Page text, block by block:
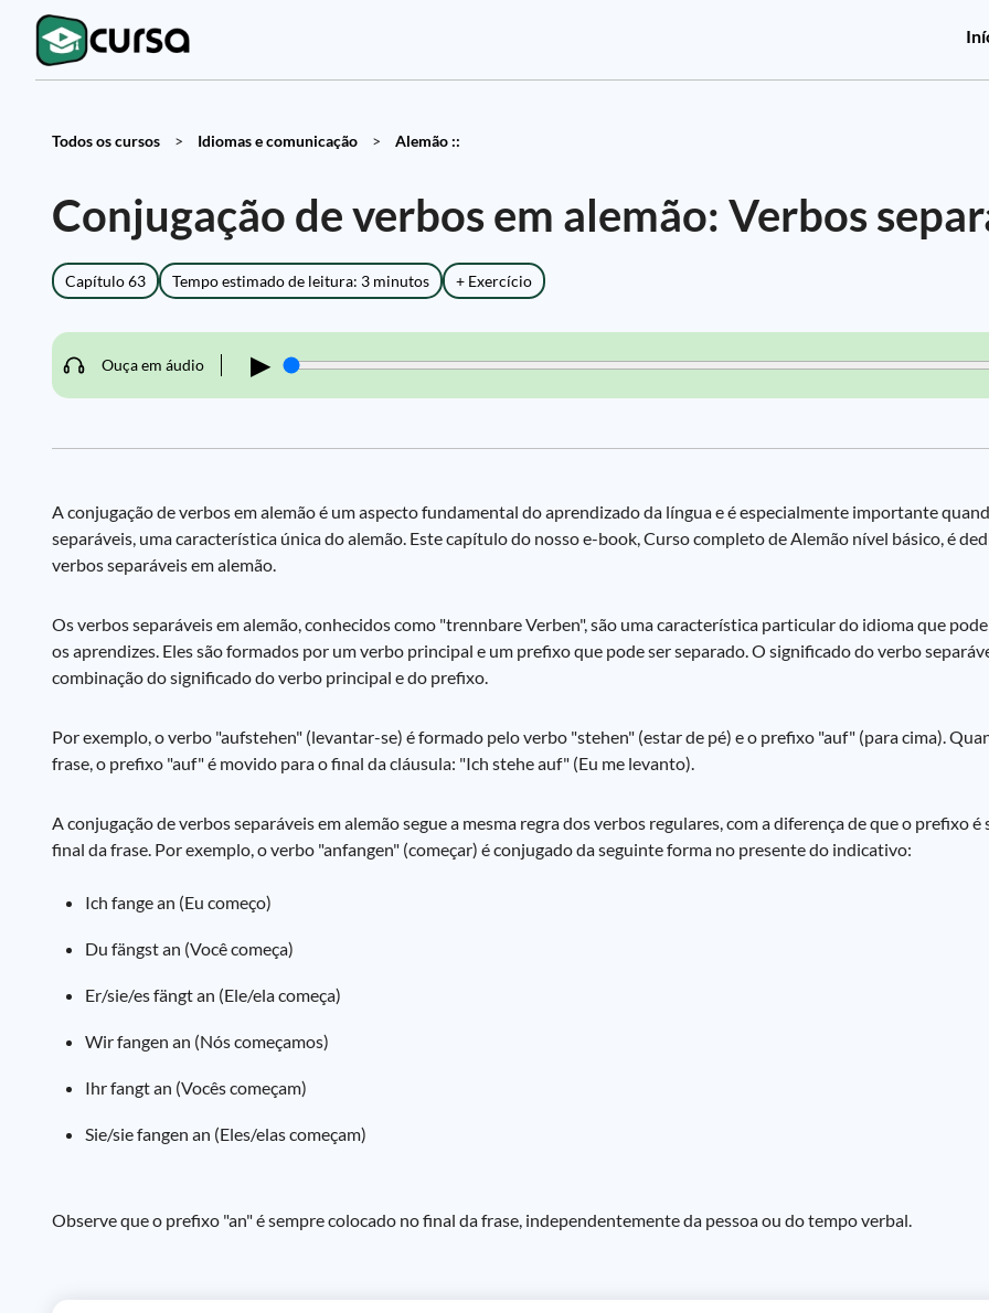
Todos os cursos > Idiomas e comunicação > Alemão ::
Conjugação de verbos em alemão: Verbos
Capítulo 63 Tempo estimado de leitura: 3 minutos + Exercício
Ouça em áudio ▶
A conjugação de verbos em alemão é um aspecto fundamental do aprendizado da língua e é especialmente importante
separáveis, uma característica única do alemão. Este capítulo do nosso e-book, Curso completo de Alemão nível básico, é
verbos separáveis em alemão.
Os verbos separáveis em alemão, conhecidos como "trennbare Verben", são uma característica particular do idioma que
os aprendizes. Eles são formados por um verbo principal e um prefixo que pode ser separado. O significado do verbo
combinação do significado do verbo principal e do prefixo.
Por exemplo, o verbo "aufstehen" (levantar-se) é formado pelo verbo "stehen" (estar de pé) e o prefixo "auf" (para cima).
frase, o prefixo "auf" é movido para o final da cláusula: "Ich stehe auf" (Eu me levanto).
A conjugação de verbos separáveis em alemão segue a mesma regra dos verbos regulares, com a diferença de que o prefixo
final da frase. Por exemplo, o verbo "anfangen" (começar) é conjugado da seguinte forma no presente do indicativo:
Ich fange an (Eu começo)
Du fängst an (Você começa)
Er/sie/es fängt an (Ele/ela começa)
Wir fangen an (Nós começamos)
Ihr fangt an (Vocês começam)
Sie/sie fangen an (Eles/elas começam)
Observe que o prefixo "an" é sempre colocado no final da frase, independentemente da pessoa ou do tempo verbal.